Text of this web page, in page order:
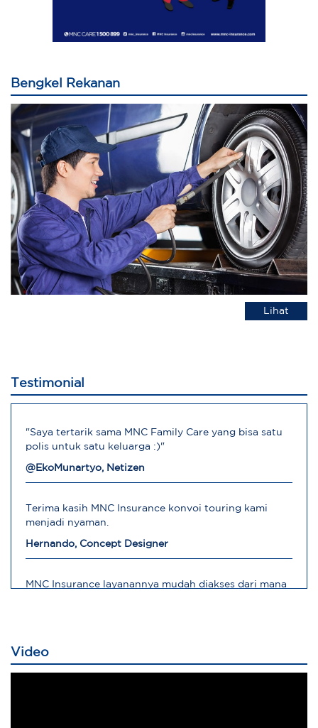
Bengkel Rekanan
Lihat
Testimonial
"Saya tertarik sama MNC Family Care yang bisa satu
polis untuk satu keluarga :)"
@EkoMunartyo, Netizen
Terima kasih MNC Insurance konvoi touring kami
menjadi nyaman.
Hernando, Concept Designer
MNC Insurance layanannya mudah diakses dari mana
Video